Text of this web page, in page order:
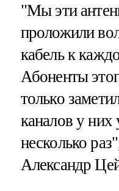
"Мы эти
проложили
кабель к
Абоненты
только
каналов у них
несколько
Александр